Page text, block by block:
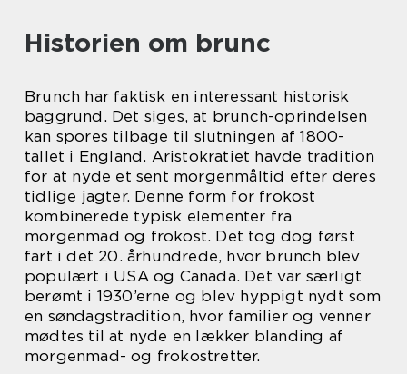
Historien om brunc
Brunch har faktisk en interessant historisk
baggrund. Det siges, at brunch-oprindelsen
kan spores tilbage til slutningen af 1800-
tallet i England. Aristokratiet havde tradition
for at nyde et sent morgenmåltid efter deres
tidlige jagter. Denne form for frokost
kombinerede typisk elementer fra
morgenmad og frokost. Det tog dog først
fart i det 20. århundrede, hvor brunch blev
populært i USA og Canada. Det var særligt
berømt i 1930’erne og blev hyppigt nydt som
en søndagstradition, hvor familier og venner
mødtes til at nyde en lækker blanding af
morgenmad- og frokostretter.